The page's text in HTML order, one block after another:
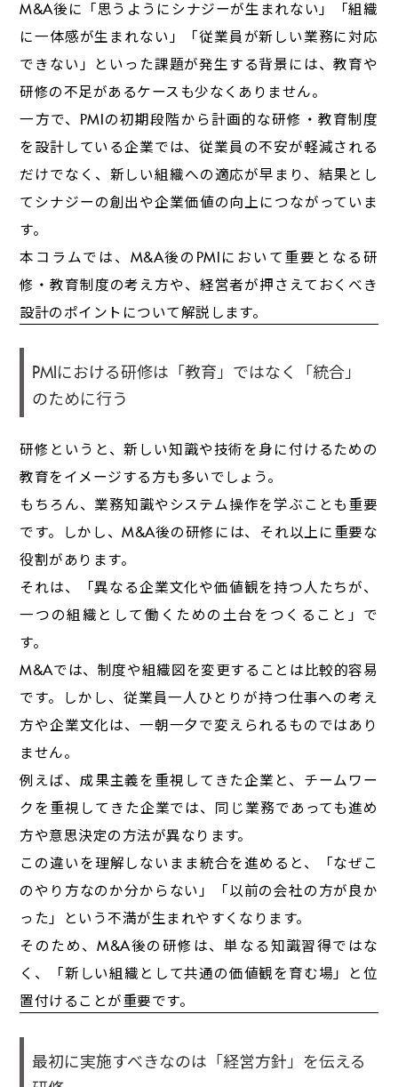
M&A後に「思うようにシナジーが生まれない」「組織
に一体感が生まれない」「従業員が新しい業務に対応
できない」といった課題が発生する背景には、教育や
研修の不足があるケースも少なくありません。
一方で、PMIの初期段階から計画的な研修・教育制度
を設計している企業では、従業員の不安が軽減される
だけでなく、新しい組織への適応が早まり、結果とし
てシナジーの創出や企業価値の向上につながっていま
す。
本コラムでは、M&A後のPMIにおいて重要となる研
修・教育制度の考え方や、経営者が押さえておくべき
設計のポイントについて解説します。
PMIにおける研修は「教育」ではなく「統合」
のために行う
研修というと、新しい知識や技術を身に付けるための
教育をイメージする方も多いでしょう。
もちろん、業務知識やシステム操作を学ぶことも重要
です。しかし、M&A後の研修には、それ以上に重要な
役割があります。
それは、「異なる企業文化や価値観を持つ人たちが、
一つの組織として働くための土台をつくること」で
す。
M&Aでは、制度や組織図を変更することは比較的容易
です。しかし、従業員一人ひとりが持つ仕事への考え
方や企業文化は、一朝一夕で変えられるものではあり
ません。
例えば、成果主義を重視してきた企業と、チームワー
クを重視してきた企業では、同じ業務であっても進め
方や意思決定の方法が異なります。
この違いを理解しないまま統合を進めると、「なぜこ
のやり方なのか分からない」「以前の会社の方が良か
った」という不満が生まれやすくなります。
そのため、M&A後の研修は、単なる知識習得ではな
く、「新しい組織として共通の価値観を育む場」と位
置付けることが重要です。
最初に実施すべきなのは「経営方針」を伝える
研修